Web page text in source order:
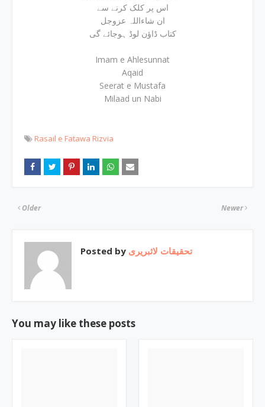
اس پر کلک کرنے سے
ان شاءاللہ عزوجل
کتاب ڈاؤن لوڈ ہوجائے گی
Imam e Ahlesunnat
Aqaid
Seerat e Mustafa
Milaad un Nabi
Rasail e Fatawa Rizvia
Newer
Older
Posted by تحقیقات لائبریری
You may like these posts